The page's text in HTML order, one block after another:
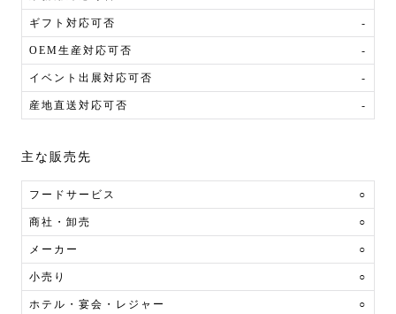
ギフト対応可否 -
OEM生産対応可否 -
イベント出展対応可否 -
産地直送対応可否 -
主な販売先
フードサービス ○
商社・卸売 ○
メーカー ○
小売り ○
ホテル・宴会・レジャー ○